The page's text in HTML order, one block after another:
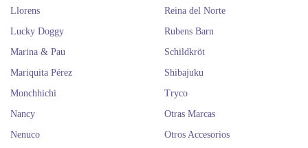
Llorens
Lucky Doggy
Marina & Pau
Mariquita Pérez
Monchhichi
Nancy
Nenuco
Reina del Norte
Rubens Barn
Schildkröt
Shibajuku
Tryco
Otras Marcas
Otros Accesorios